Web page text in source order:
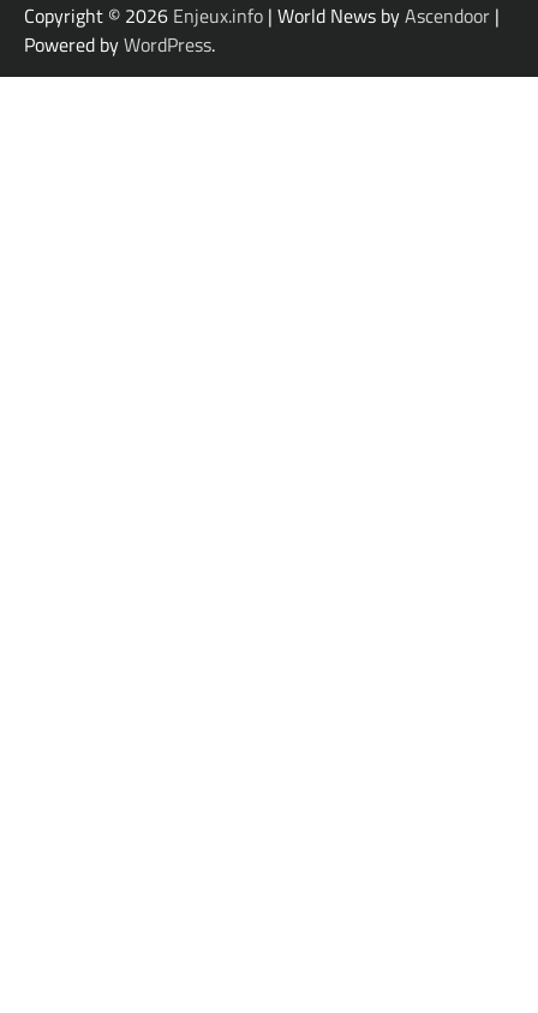
Copyright © 2026 Enjeux.info | World News byAscendoor |
Powered byWordPress.